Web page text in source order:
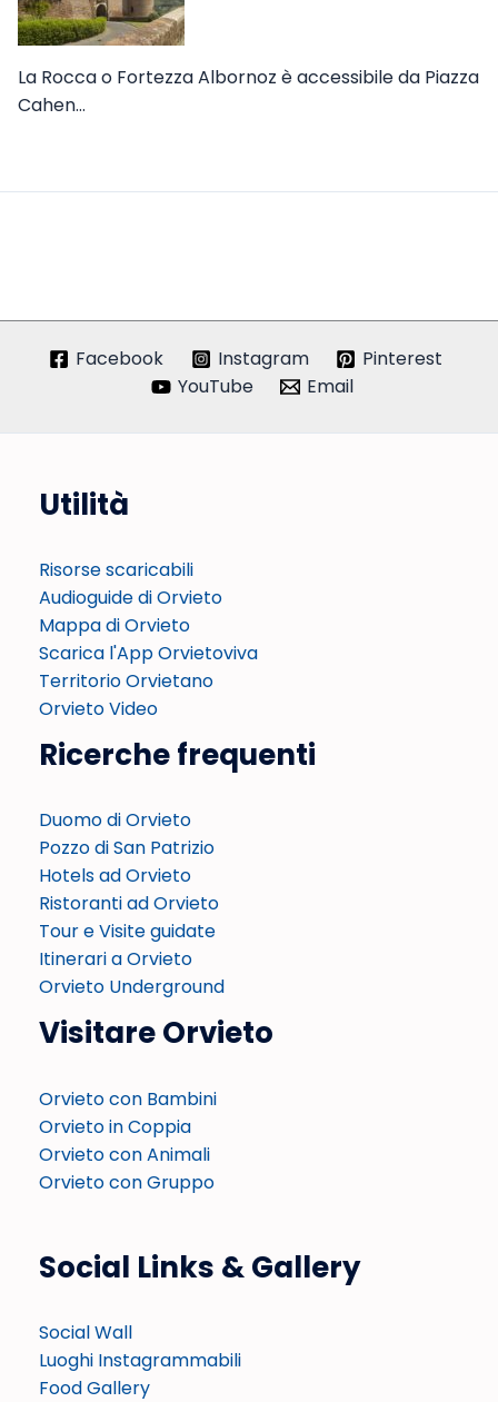
La Rocca o Fortezza Albornoz è accessibile da Piazza
Cahen…
Facebook Instagram
Pinterest
YouTube
Email
Utilità
Risorse scaricabili
Audioguide di Orvieto
Mappa di Orvieto
Scarica l'App Orvietoviva
Territorio Orvietano
Orvieto Video
Ricerche frequenti
Duomo di Orvieto
Pozzo di San Patrizio
Hotels ad Orvieto
Ristoranti ad Orvieto
Tour e Visite guidate
Itinerari a Orvieto
Orvieto Underground
Visitare Orvieto
Orvieto con Bambini
Orvieto in Coppia
Orvieto con Animali
Orvieto con Gruppo
Social Links & Gallery
Social Wall
Luoghi Instagrammabili
Food Gallery